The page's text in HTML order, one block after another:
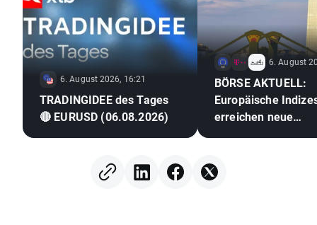
6. August 2026, 16:21
TRADINGIDEE des Tages
🔴 EURUSD (06.08.2026)
6. August
BÖRSE AKTUELL:
Europäische
erreichen neue